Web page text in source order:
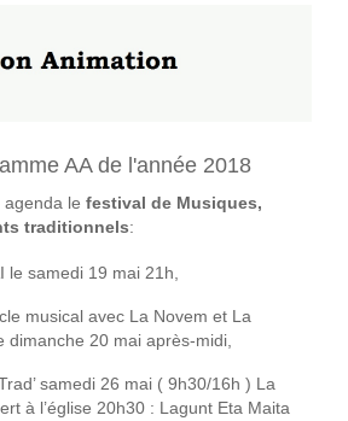
AA de l'année 2018
le festival de Musiques,
traditionnels:
le samedi 19 mai 21h,
musical avec La Novem et La
dimanche 20 mai après-midi,
samedi 26 mai ( 9h30/16h ) La
à l’église 20h30 : Lagunt Eta Maita